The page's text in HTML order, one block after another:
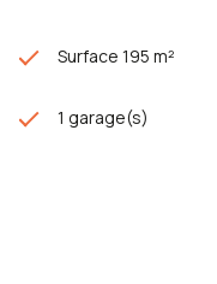
Surface 195 m²
1 garage(s)